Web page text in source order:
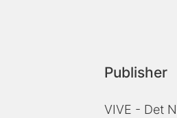
Publisher
VIVE - Det